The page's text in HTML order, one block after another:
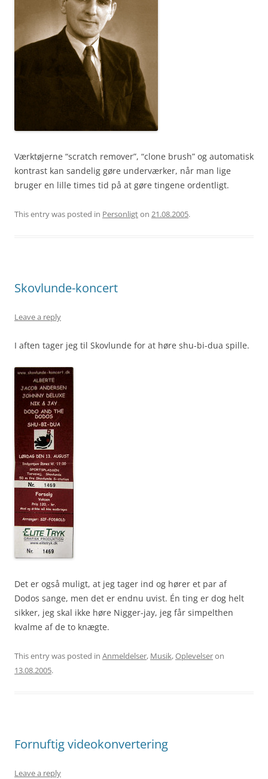
Værktøjerne “scratch remover”, “clone brush” og automatisk
kontrast kan sandelig gøre underværker, når man lige
bruger en lille times tid på at gøre tingene ordentligt.
This entry was posted in Personligton 21.08.2005.
Skovlunde-koncert
Leave a reply
I aften tager jeg til Skovlunde for at høre shu-bi-dua spille.
Det er også muligt, at jeg tager ind og hører et par af
Dodos sange, men det er endnu uvist. Én ting er dog helt
sikker, jeg skal ikke høre Nigger-jay, jeg får simpelthen
kvalme af de to knægte.
This entry was posted in Anmeldelser, Musik,Oplevelseron
13.08.2005.
Fornuftig videokonvertering
Leave a reply